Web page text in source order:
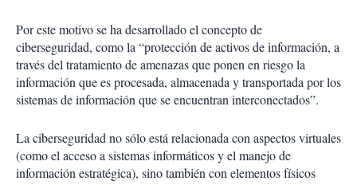
Por este motivo se ha desarrollado el concepto de
ciberseguridad, como la “protección de activos de información, a
través del tratamiento de amenazas que ponen en riesgo la
información que es procesada, almacenada y transportada por los
sistemas de información que se encuentran interconectados”.
La ciberseguridad no sólo está relacionada con aspectos virtuales
(como el acceso a sistemas informáticos y el manejo de
información estratégica), sino también con elementos físicos